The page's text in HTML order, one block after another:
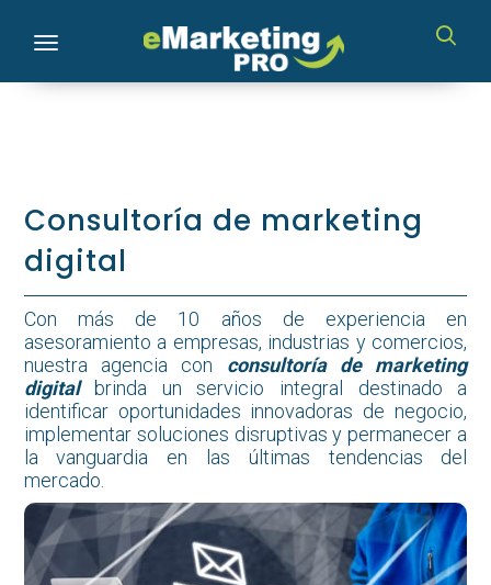
Toggle navigation
Consultoría de marketing
digital
Con más de 10 años de experiencia en
asesoramiento a empresas, industrias y comercios,
nuestra agencia con consultoría de marketing
digital brinda un servicio integral destinado a
identificar oportunidades innovadoras de negocio,
implementar soluciones disruptivas y permanecer a
la vanguardia en las últimas tendencias del
mercado.